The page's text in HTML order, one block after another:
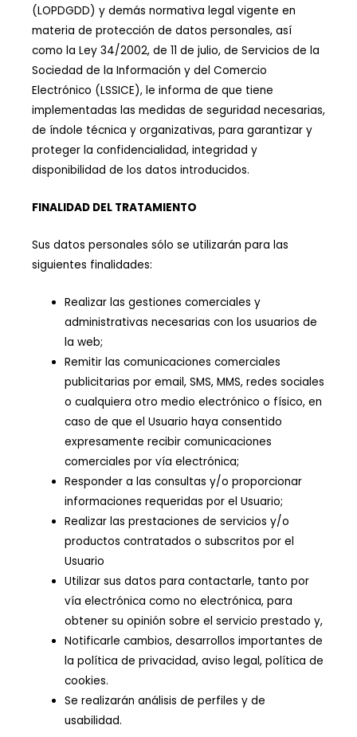
(LOPDGDD) y demás normativa legal vigente en
materia de protección de datos personales, así
como la Ley 34/2002, de 11 de julio, de Servicios de la
Sociedad de la Información y del Comercio
Electrónico (LSSICE), le informa de que tiene
implementadas las medidas de seguridad necesarias,
de índole técnica y organizativas, para garantizar y
proteger la confidencialidad, integridad y
disponibilidad de los datos introducidos.
FINALIDAD DEL TRATAMIENTO
Sus datos personales sólo se utilizarán para las
siguientes finalidades:
Realizar las gestiones comerciales y
administrativas necesarias con los usuarios de
la web;
Remitir las comunicaciones comerciales
publicitarias por email, SMS, MMS, redes sociales
o cualquiera otro medio electrónico o físico, en
caso de que el Usuario haya consentido
expresamente recibir comunicaciones
comerciales por vía electrónica;
Responder a las consultas y/o proporcionar
informaciones requeridas por el Usuario;
Realizar las prestaciones de servicios y/o
productos contratados o subscritos por el
Usuario
Utilizar sus datos para contactarle, tanto por
vía electrónica como no electrónica, para
obtener su opinión sobre el servicio prestado y,
Notificarle cambios, desarrollos importantes de
la política de privacidad, aviso legal, política de
cookies.
Se realizarán análisis de perfiles y de
usabilidad.